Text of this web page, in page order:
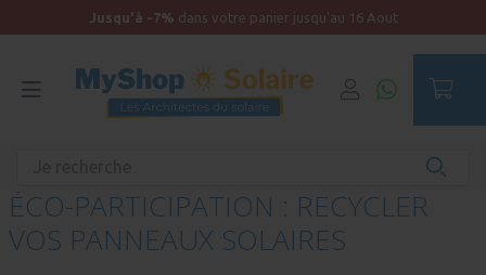
Jusqu'à -7% dans votre panier jusqu'au 16 Aout
ÉCO-PARTICIPATION : RECYCLER
VOS PANNEAUX SOLAIRES